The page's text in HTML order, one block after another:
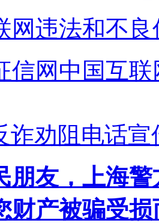
网违法和不
信网 中国互
诈劝阻电话宣
朋友，上海
财产被骗受